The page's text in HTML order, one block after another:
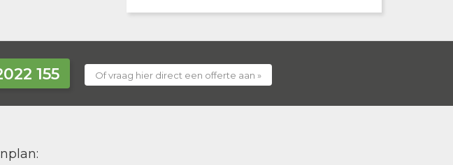
155 Of vraag hier direct een offerte aan »